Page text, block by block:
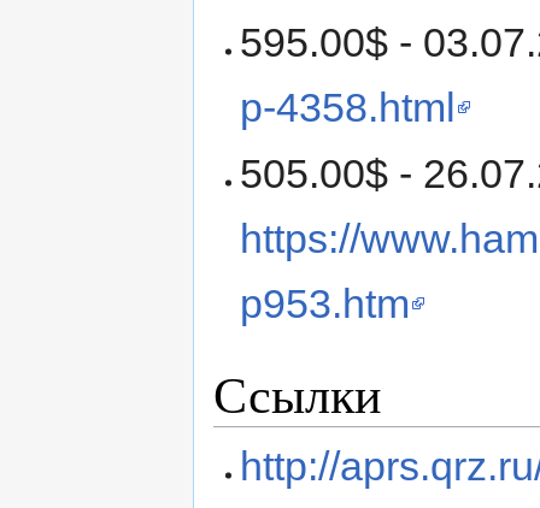
595.00$ -
p-4358.html
505.00$ -
https://
p953.htm
Ссылки
http://